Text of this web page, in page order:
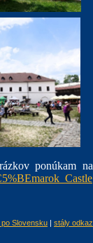
ponúkam na
Slovensku | stály odkaz